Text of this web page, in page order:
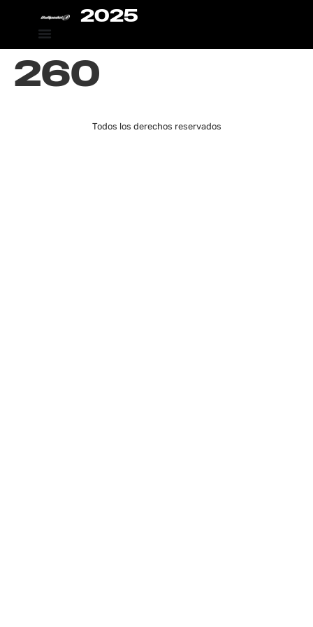
2025
260
Todos los derechos reservados